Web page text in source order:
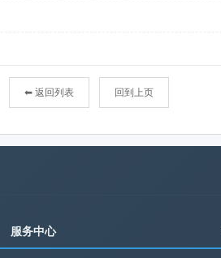
⬅ 返回列表 回到上页
服务中心